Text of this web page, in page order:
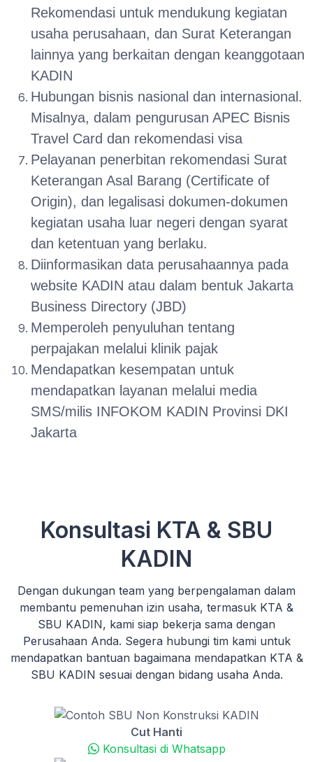
Rekomendasi untuk mendukung kegiatan
usaha perusahaan, dan Surat Keterangan
lainnya yang berkaitan dengan keanggotaan
KADIN
Hubungan bisnis nasional dan internasional.
Misalnya, dalam pengurusan APEC Bisnis
Travel Card dan rekomendasi visa
Pelayanan penerbitan rekomendasi Surat
Keterangan Asal Barang (Certificate of
Origin), dan legalisasi dokumen-dokumen
kegiatan usaha luar negeri dengan syarat
dan ketentuan yang berlaku.
Diinformasikan data perusahaannya pada
website KADIN atau dalam bentuk Jakarta
Business Directory (JBD)
Memperoleh penyuluhan tentang
perpajakan melalui klinik pajak
Mendapatkan kesempatan untuk
mendapatkan layanan melalui media
SMS/milis INFOKOM KADIN Provinsi DKI
Jakarta
Konsultasi KTA & SBU
KADIN
Dengan dukungan team yang berpengalaman dalam
membantu pemenuhan izin usaha, termasuk KTA &
SBU KADIN, kami siap bekerja sama dengan
Perusahaan Anda. Segera hubungi tim kami untuk
mendapatkan bantuan bagaimana mendapatkan KTA &
SBU KADIN sesuai dengan bidang usaha Anda.
Cut Hanti
Konsultasi di Whatsapp